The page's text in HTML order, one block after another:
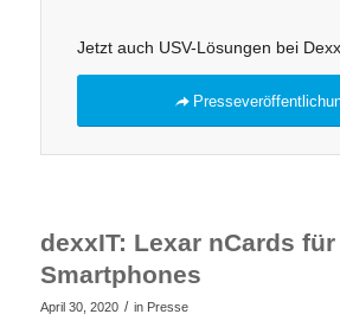
Jetzt auch USV-Lösungen bei
dexxIT: Lexar nCards
Smartphones
April 30, 2020 / in Presse